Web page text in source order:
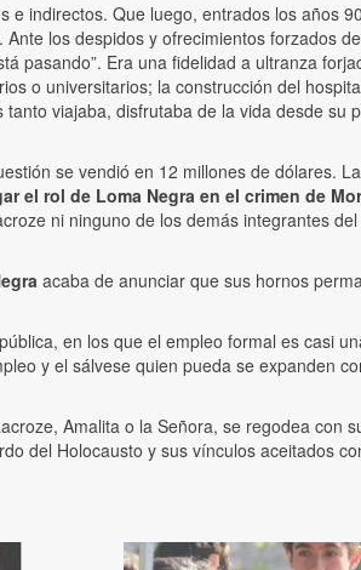
e indirectos. Que luego, entrados los años
los despidos y ofrecimientos forzados
pasando”. Era una fidelidad a ultranza
o universitarios; la construcción del
tanto viajaba, disfrutaba de la vida desde
se vendió en 12 millones de dólares.
el rol de Loma Negra en el crimen de
ni ninguno de los demás integrantes
acaba de anunciar que sus hornos
en los que el empleo formal es casi
y el sálvese quien pueda se expanden
Amalita o la Señora, se regodea
del Holocausto y sus vínculos aceitados